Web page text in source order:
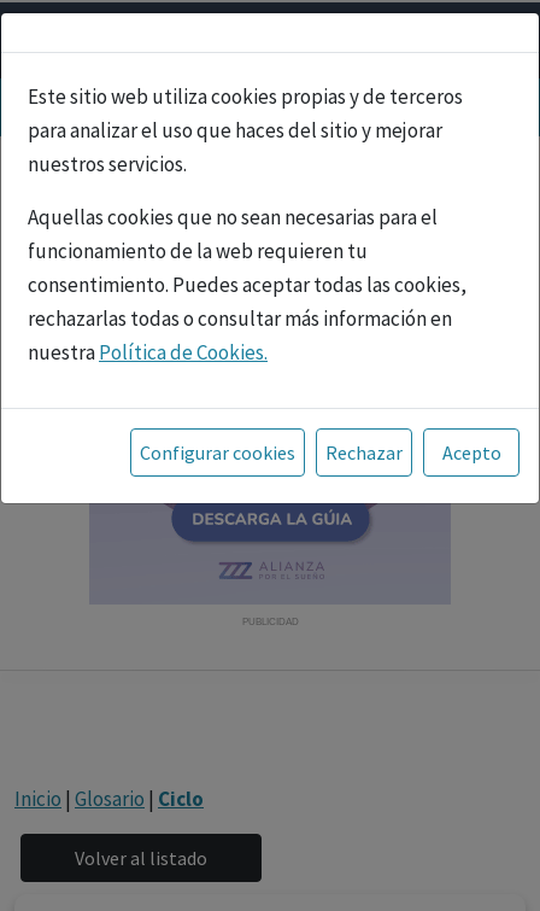
Este sitio web utiliza cookies propias y de terceros
para analizar el uso que haces del sitio y mejorar
nuestros servicios.
Aquellas cookies que no sean necesarias para el
funcionamiento de la web requieren tu
consentimiento. Puedes aceptar todas las cookies,
rechazarlas todas o consultar más información en
nuestraPolítica de Cookies.
Toda la información incluida en la Página Web está
referida a productos del mercado español y, por
tanto, dirigida a profesionales sanitarios legalmente
facultados para prescribir o dispensar medicamentos
con ejercicio profesional. La información técnica de los
fármacos se facilita a título meramente informativo,
Configurar cookies Rechazar Acepto
PUBLICIDAD
Inicio | Glosario | Ciclo